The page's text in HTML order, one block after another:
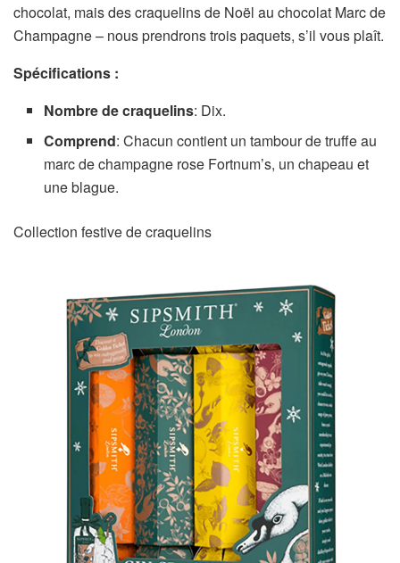
chocolat, mais des craquelins de Noël au chocolat Marc de
Champagne – nous prendrons trois paquets, s’il vous plaît.
Spécifications :
Nombre de craquelins: Dix.
Comprend: Chacun contient un tambour de truffe au
marc de champagne rose Fortnum’s, un chapeau et
une blague.
Collection festive de craquelins